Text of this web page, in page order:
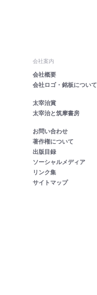
会社案内
会社概要
会社ロゴ・銘板について
太宰治賞
太宰治と筑摩書房
お問い合わせ
著作権について
出版目録
ソーシャルメディア
リンク集
サイトマップ